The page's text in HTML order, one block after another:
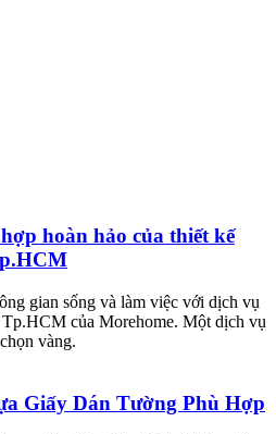
hoàn hảo của thiết kế
gian sống và làm việc với dịch vụ
của Morehome. Một dịch vụ
vàng.
Giấy Dán Tường Phù Hợp